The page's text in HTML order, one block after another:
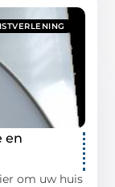
en
om uw huis